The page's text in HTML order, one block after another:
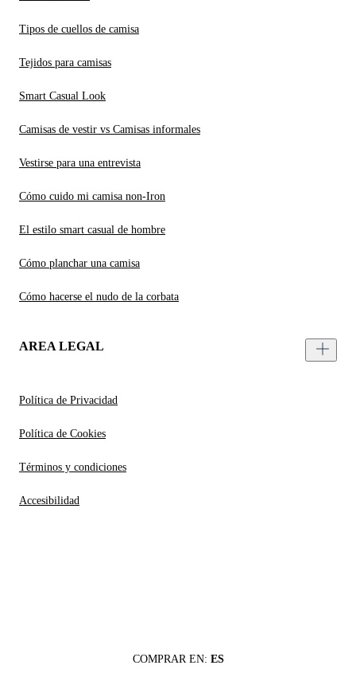
Tipos de cuellos de camisa
Tejidos para camisas
Smart Casual Look
Camisas de vestir vs Camisas informales
Vestirse para una entrevista
Cómo cuido mi camisa non-Iron
El estilo smart casual de hombre
Cómo planchar una camisa
Cómo hacerse el nudo de la corbata
AREA LEGAL
Política de Privacidad
Política de Cookies
Términos y condiciones
Accesibilidad
COMPRAR EN: ES